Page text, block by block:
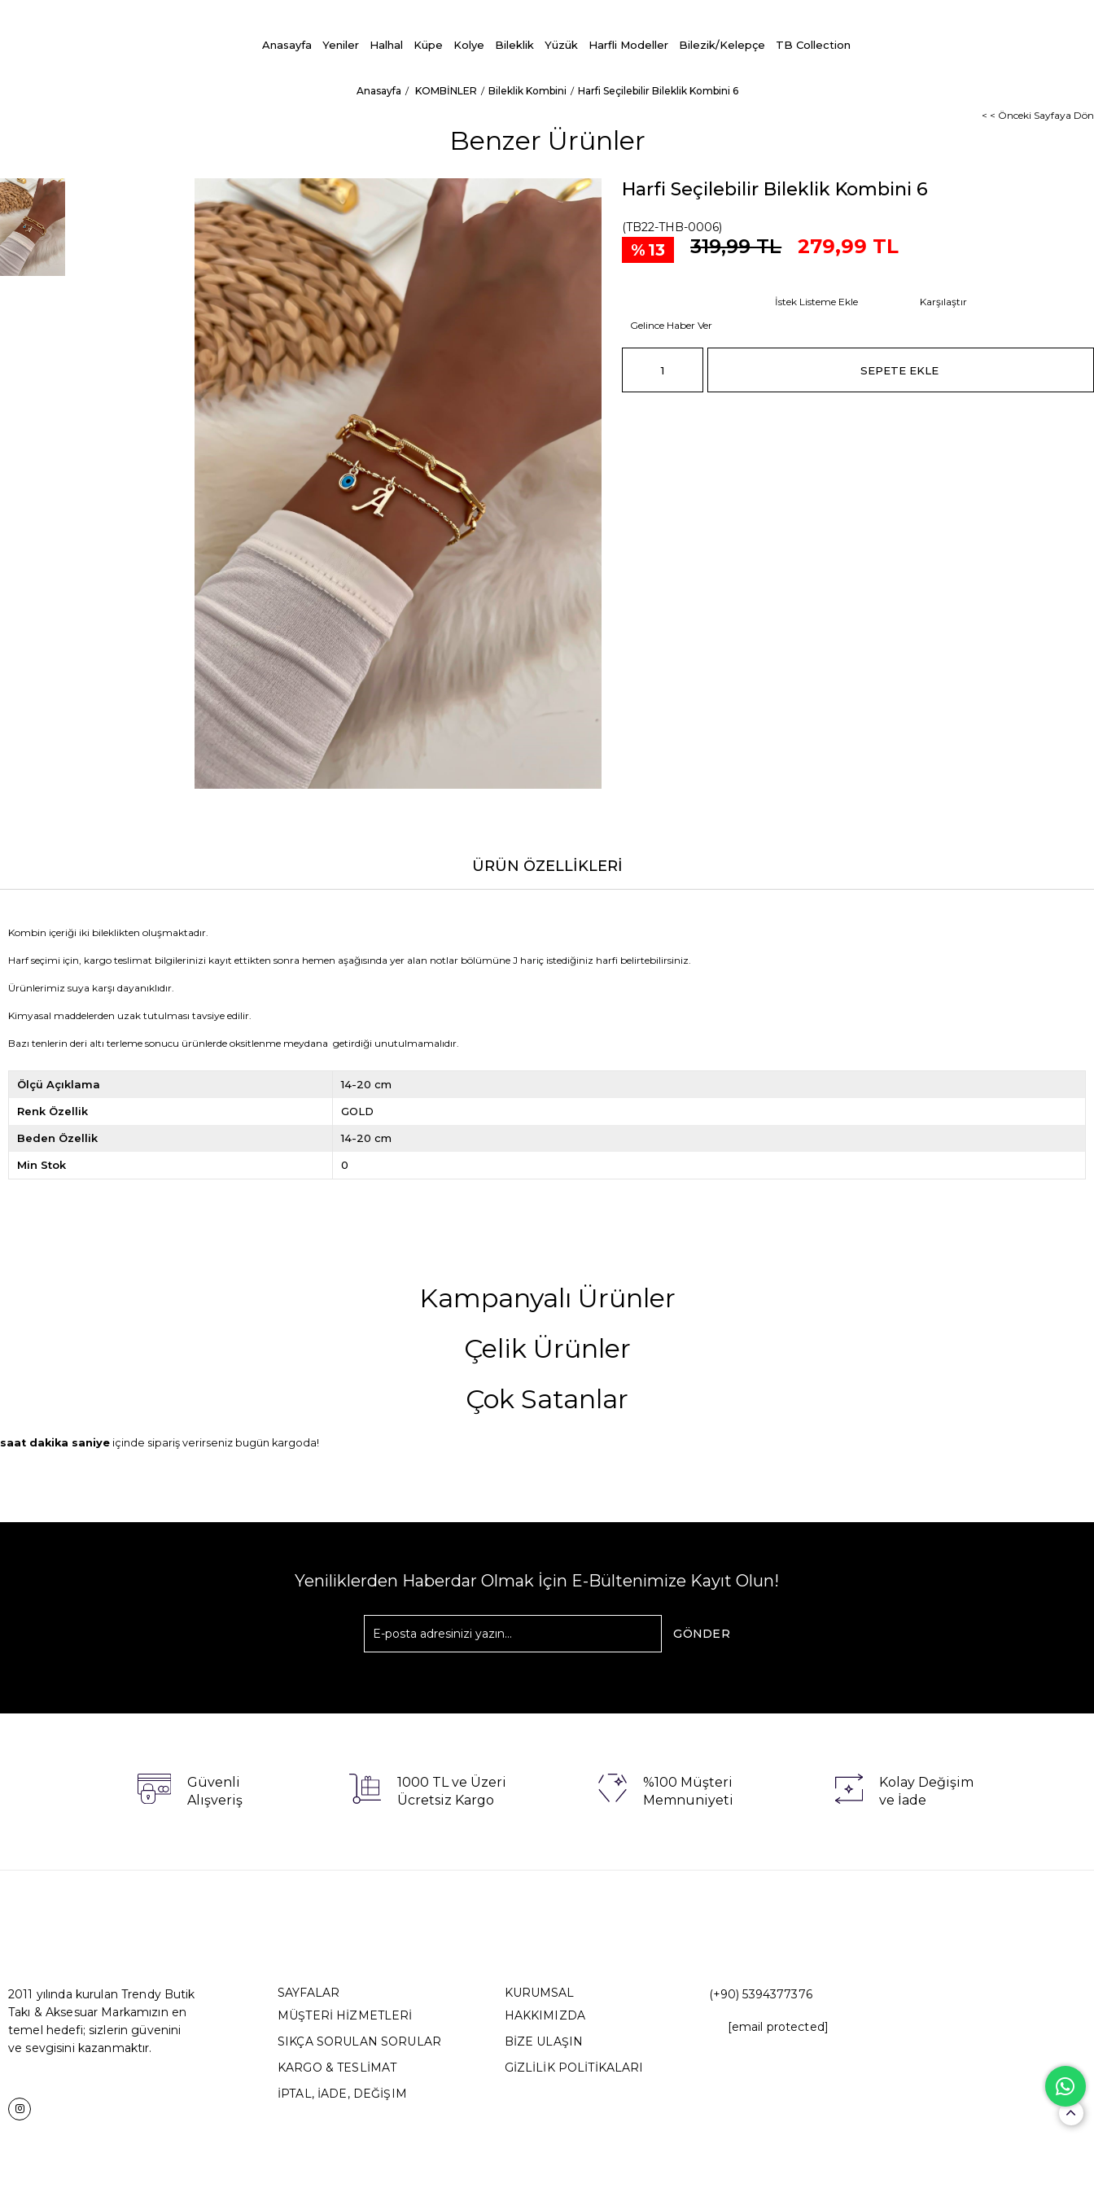
Anasayfa Yeniler Halhal Küpe Kolye Bileklik Yüzük Harfli Modeller Bilezik/Kelepçe TB Collection
Anasayfa KOMBİNLER Bileklik Kombini
Harfi Seçilebilir Bileklik Kombini 6
< < Önceki Sayfaya Dön
Benzer Ürünler
Harfi Seçilebilir Bileklik Kombini 6
(TB22-THB-0006)
13 319,99 TL 279,99 TL
İstek Listeme Ekle
Karşılaştır
Gelince Haber Ver
ÜRÜN ÖZELLIKLERI
Kombin içeriği iki bileklikten oluşmaktadır.
Harf seçimi için, kargo teslimat bilgilerinizi kayıt ettikten sonra hemen aşağısında yer alan notlar bölümüne J hariç istediğiniz harfi belirtebilirsiniz.
Ürünlerimiz suya karşı dayanıklıdır.
Kimyasal maddelerden uzak tutulması tavsiye edilir.
Bazı tenlerin deri altı terleme sonucu ürünlerde oksitlenme meydana getirdiği unutulmamalıdır.
Ölçü Açıklama 14-20 cm
Renk Özellik GOLD
Beden Özellik 14-20 cm
Min Stok 0
Kampanyalı Ürünler
Çelik Ürünler
Çok Satanlar
saat dakika saniye içinde sipariş verirseniz bugün kargoda!
Yeniliklerden Haberdar Olmak İçin E-Bültenimize Kayıt Olun!
GÖNDER
Güvenli
Alışveriş
1000 TL ve Üzeri
Ücretsiz Kargo
%100 Müşteri
Memnuniyeti
Kolay Değişim
ve İade
2011 yılında kurulan Trendy Butik
Takı & Aksesuar Markamızın en
temel hedefi; sizlerin güvenini
ve sevgisini kazanmaktır.
SAYFALAR
MÜŞTERİ HİZMETLERİ
SIKÇA SORULAN SORULAR
KARGO & TESLİMAT
İPTAL, İADE, DEĞİŞIM
KURUMSAL
HAKKIMIZDA
BİZE ULAŞIN
GİZLİLİK POLİTİKALARI
(+90) 5394377376
[email protected]